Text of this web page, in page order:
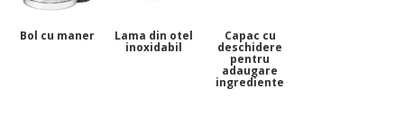
Bol cu maner Lama din otel
inoxidabil
Capac cu
deschidere
pentru
adaugare
ingrediente